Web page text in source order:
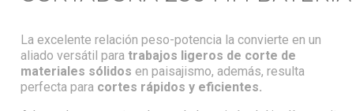
La excelente relación peso-potencia la convierte en un
aliado versátil para trabajos ligeros de corte de
materiales sólidos en paisajismo, además, resulta
perfecta para cortes rápidos y eficientes.